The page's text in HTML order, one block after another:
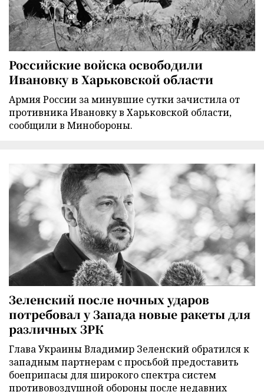
Российские войска освободили
Ивановку в Харьковской области
Армия России за минувшие сутки зачистила от
противника Ивановку в Харьковской области,
сообщили в Минобороны.
Зеленский после ночных ударов
потребовал у Запада новые ракеты для
различных ЗРК
Глава Украины Владимир Зеленский обратился к
западным партнерам с просьбой предоставить
боеприпасы для широкого спектра систем
противовоздушной обороны после недавних